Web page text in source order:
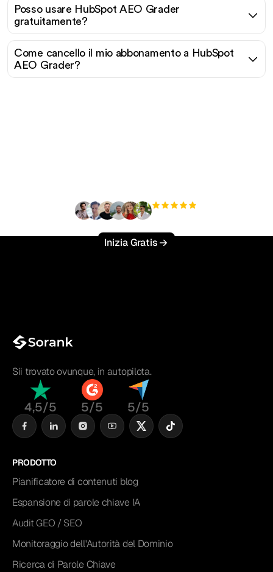
Posso usare HubSpot AEO Grader
gratuitamente?
Come cancello il mio abbonamento a HubSpot
AEO Grader?
Inizia Gratis
Sii trovato ovunque, in autopilota.
4,5/5 5/5 5/5
PRODOTTO
Pianificatore di contenuti blog
Espansione di parole chiave IA
Audit GEO / SEO
Monitoraggio dell'Autorità del Dominio
Ricerca di Parole Chiave